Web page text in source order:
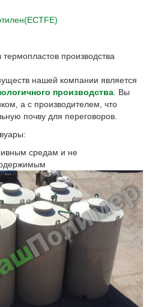
производства
нашей компании является
производства . Вы
а с производителем, что
почву для переговоров.
средам и не